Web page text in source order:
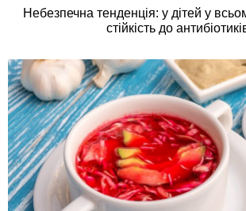
Небезпечна тенденція: у дітей у
стійкість до